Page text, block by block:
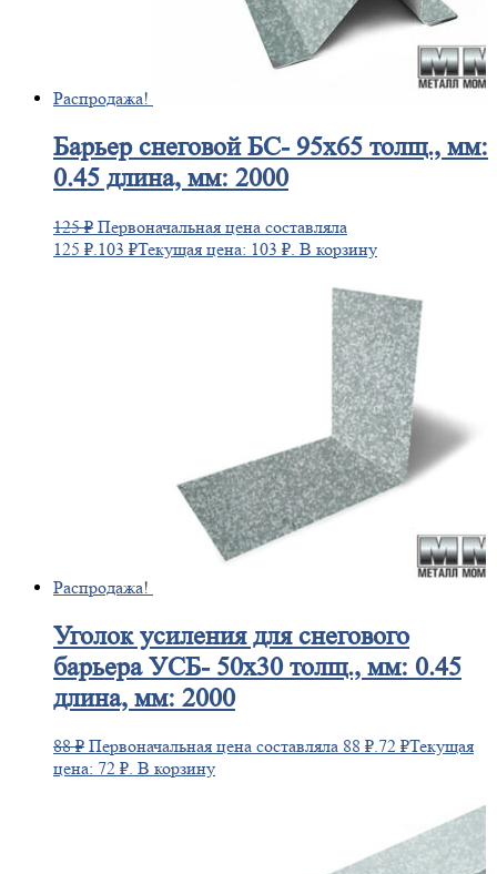
Распродажа!
Барьерснеговой БС- 95х65 толщ., мм:
0.45 длина, мм: 2000
125₽ Первоначальная цена составляла
125 ₽. 103 ₽Текущая цена: 103 ₽. В корзину
Распродажа!
Уголокусиления для снегового
барьера УСБ- 50х30 толщ., мм: 0.45
длина, мм: 2000
88₽ Первоначальная цена составляла 88 ₽.72 ₽Текущая
цена: 72 ₽. В корзину